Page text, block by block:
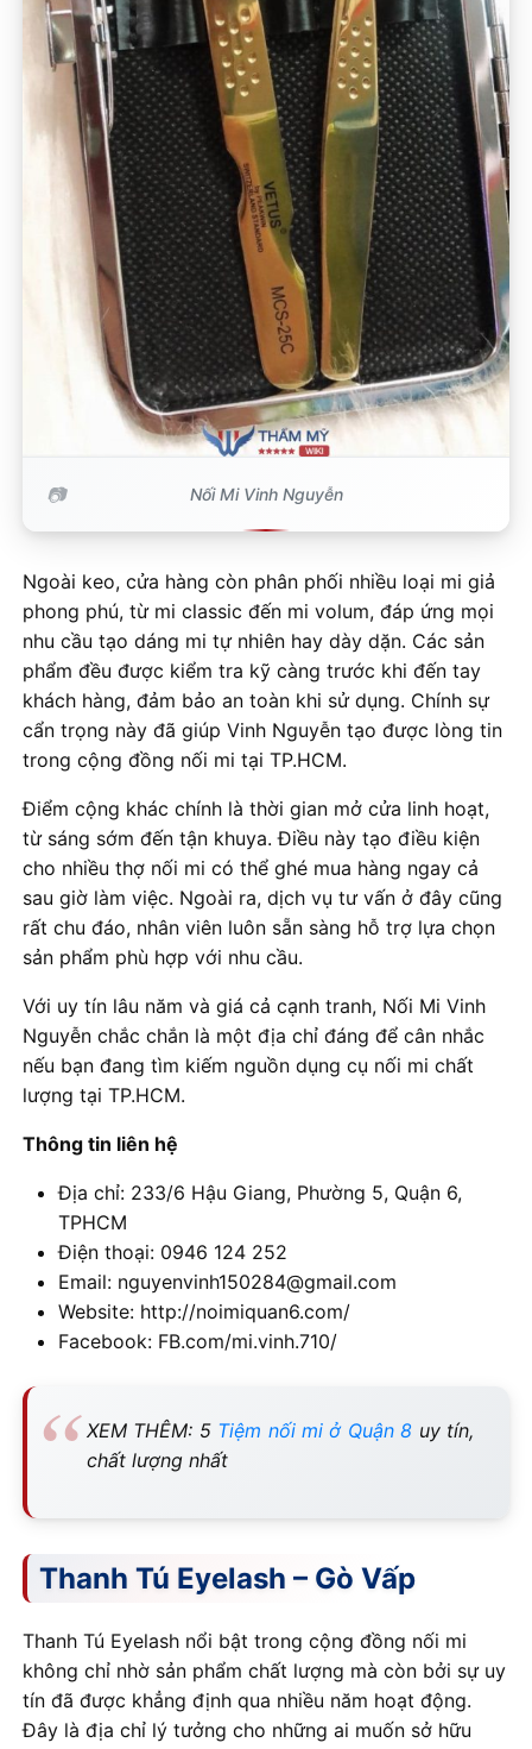
Nối Mi Vinh Nguyễn
Ngoài keo, cửa hàng còn phân phối nhiều loại mi giả
phong phú, từ mi classic đến mi volum, đáp ứng mọi
nhu cầu tạo dáng mi tự nhiên hay dày dặn. Các sản
phẩm đều được kiểm tra kỹ càng trước khi đến tay
khách hàng, đảm bảo an toàn khi sử dụng. Chính sự
cẩn trọng này đã giúp Vinh Nguyễn tạo được lòng tin
trong cộng đồng nối mi tại TP.HCM.
Điểm cộng khác chính là thời gian mở cửa linh hoạt,
từ sáng sớm đến tận khuya. Điều này tạo điều kiện
cho nhiều thợ nối mi có thể ghé mua hàng ngay cả
sau giờ làm việc. Ngoài ra, dịch vụ tư vấn ở đây cũng
rất chu đáo, nhân viên luôn sẵn sàng hỗ trợ lựa chọn
sản phẩm phù hợp với nhu cầu.
Với uy tín lâu năm và giá cả cạnh tranh, Nối Mi Vinh
Nguyễn chắc chắn là một địa chỉ đáng để cân nhắc
nếu bạn đang tìm kiếm nguồn dụng cụ nối mi chất
lượng tại TP.HCM.
Thông tin liên hệ
Địa chỉ: 233/6 Hậu Giang, Phường 5, Quận 6,
TPHCM
Điện thoại: 0946 124 252
Email: nguyenvinh150284@gmail.com
Website: http://noimiquan6.com/
Facebook: FB.com/mi.vinh.710/
XEM THÊM: 5 Tiệm nối mi ở Quận 8 uy tín,
chất lượng nhất
Thanh Tú Eyelash – Gò Vấp
Thanh Tú Eyelash nổi bật trong cộng đồng nối mi
không chỉ nhờ sản phẩm chất lượng mà còn bởi sự uy
tín đã được khẳng định qua nhiều năm hoạt động.
Đây là địa chỉ lý tưởng cho những ai muốn sở hữu